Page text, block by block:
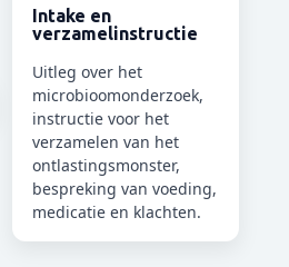
Intake en
verzamelinstructie
Uitleg over het
microbioomonderzoek,
instructie voor het
verzamelen van het
ontlastingsmonster,
bespreking van voeding,
medicatie en klachten.